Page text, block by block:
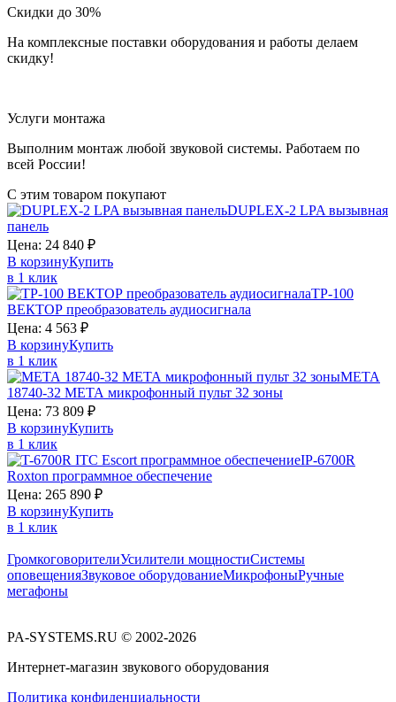
Скидки до 30%
На комплексные поставки оборудования и работы делаем
скидку!
Услуги монтажа
Выполним монтаж любой звуковой системы. Работаем по
всей России!
С этим товаром покупают
DUPLEX-2 LPA вызывная
панель
Цена: 24 840 ₽
В корзинуКупить
в 1 клик
ТР-100
ВЕКТОР преобразователь аудиосигнала
Цена: 4 563 ₽
В корзинуКупить
в 1 клик
МЕТА
18740-32 МЕТА микрофонный пульт 32 зоны
Цена: 73 809 ₽
В корзинуКупить
в 1 клик
IP-6700R
Roxton программное обеспечение
Цена: 265 890 ₽
В корзинуКупить
в 1 клик
ГромкоговорителиУсилители мощностиСистемы
оповещенияЗвуковое оборудованиеМикрофоныРучные
мегафоны
PA-SYSTEMS.RU © 2002-2026
Интернет-магазин звукового оборудования
Политика конфиденциальности